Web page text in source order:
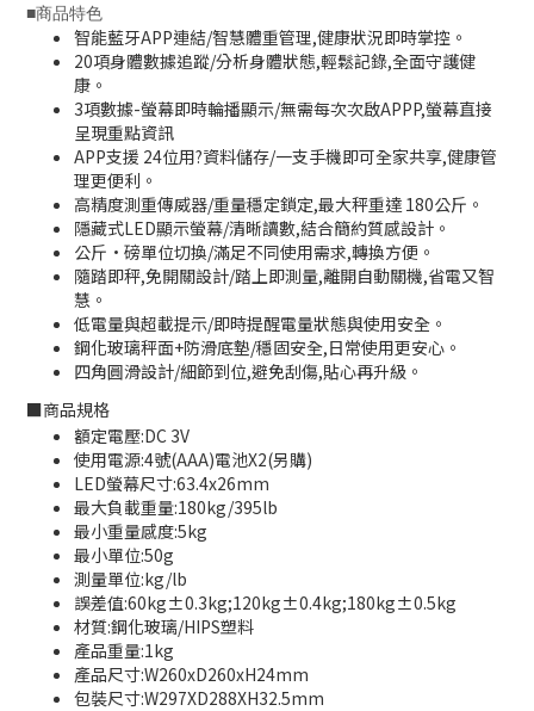
■商品特色
智能藍牙APP連結/智慧體重管理,健康狀況即時掌控。
20項身體數據追蹤/分析身體狀態,輕鬆記錄,全面守護健
康。
3項數據-螢幕即時輪播顯示/無需每次次啟APPP,螢幕直接
呈現重點資訊
APP支援 24位用?資料儲存/一支手機即可全家共享,健康管
理更便利。
高精度測重傳威器/重量穩定鎖定,最大秤重達 180公斤。
隱藏式LED顯示螢幕/清晰讀數,結合簡約質感設計。
公斤·磅單位切換/滿足不同使用需求,轉換方便。
隨踏即秤,免開關設計/踏上即測量,離開自動關機,省電又智
慧。
低電量與超載提示/即時提醒電量狀態與使用安全。
鋼化玻璃秤面+防滑底墊/穩固安全,日常使用更安心。
四角圓滑設計/細節到位,避免刮傷,貼心再升級。
■商品規格
額定電壓:DC 3V
使用電源:4號(AAA)電池X2(另購)
LED螢幕尺寸:63.4x26mm
最大負載重量:180kg/395lb
最小重量感度:5kg
最小單位:50g
測量單位:kg/lb
誤差值:60kg±0.3kg;120kg±0.4kg;180kg±0.5kg
材質:鋼化玻璃/HIPS塑料
產品重量:1kg
產品尺寸:W260xD260xH24mm
包裝尺寸:W297XD288XH32.5mm